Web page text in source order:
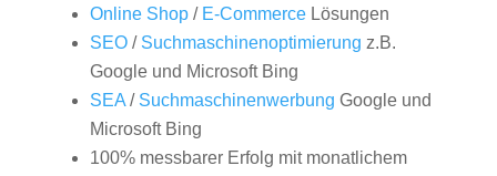
Online Shop/ E-CommerceLösungen
SEO/ Suchmaschinenoptimierung z.B.
Google und Microsoft Bing
SEA/ Suchmaschinenwerbung Google und
Microsoft Bing
100% messbarer Erfolg mit monatlichem